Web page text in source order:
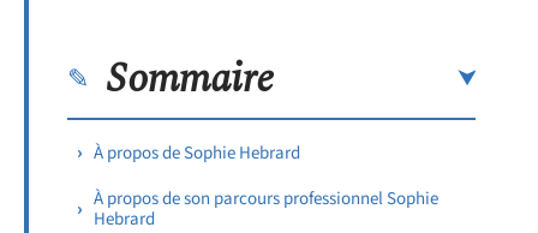
Sommaire
À propos de Sophie Hebrard
À propos de son parcours professionnel Sophie
Hebrard